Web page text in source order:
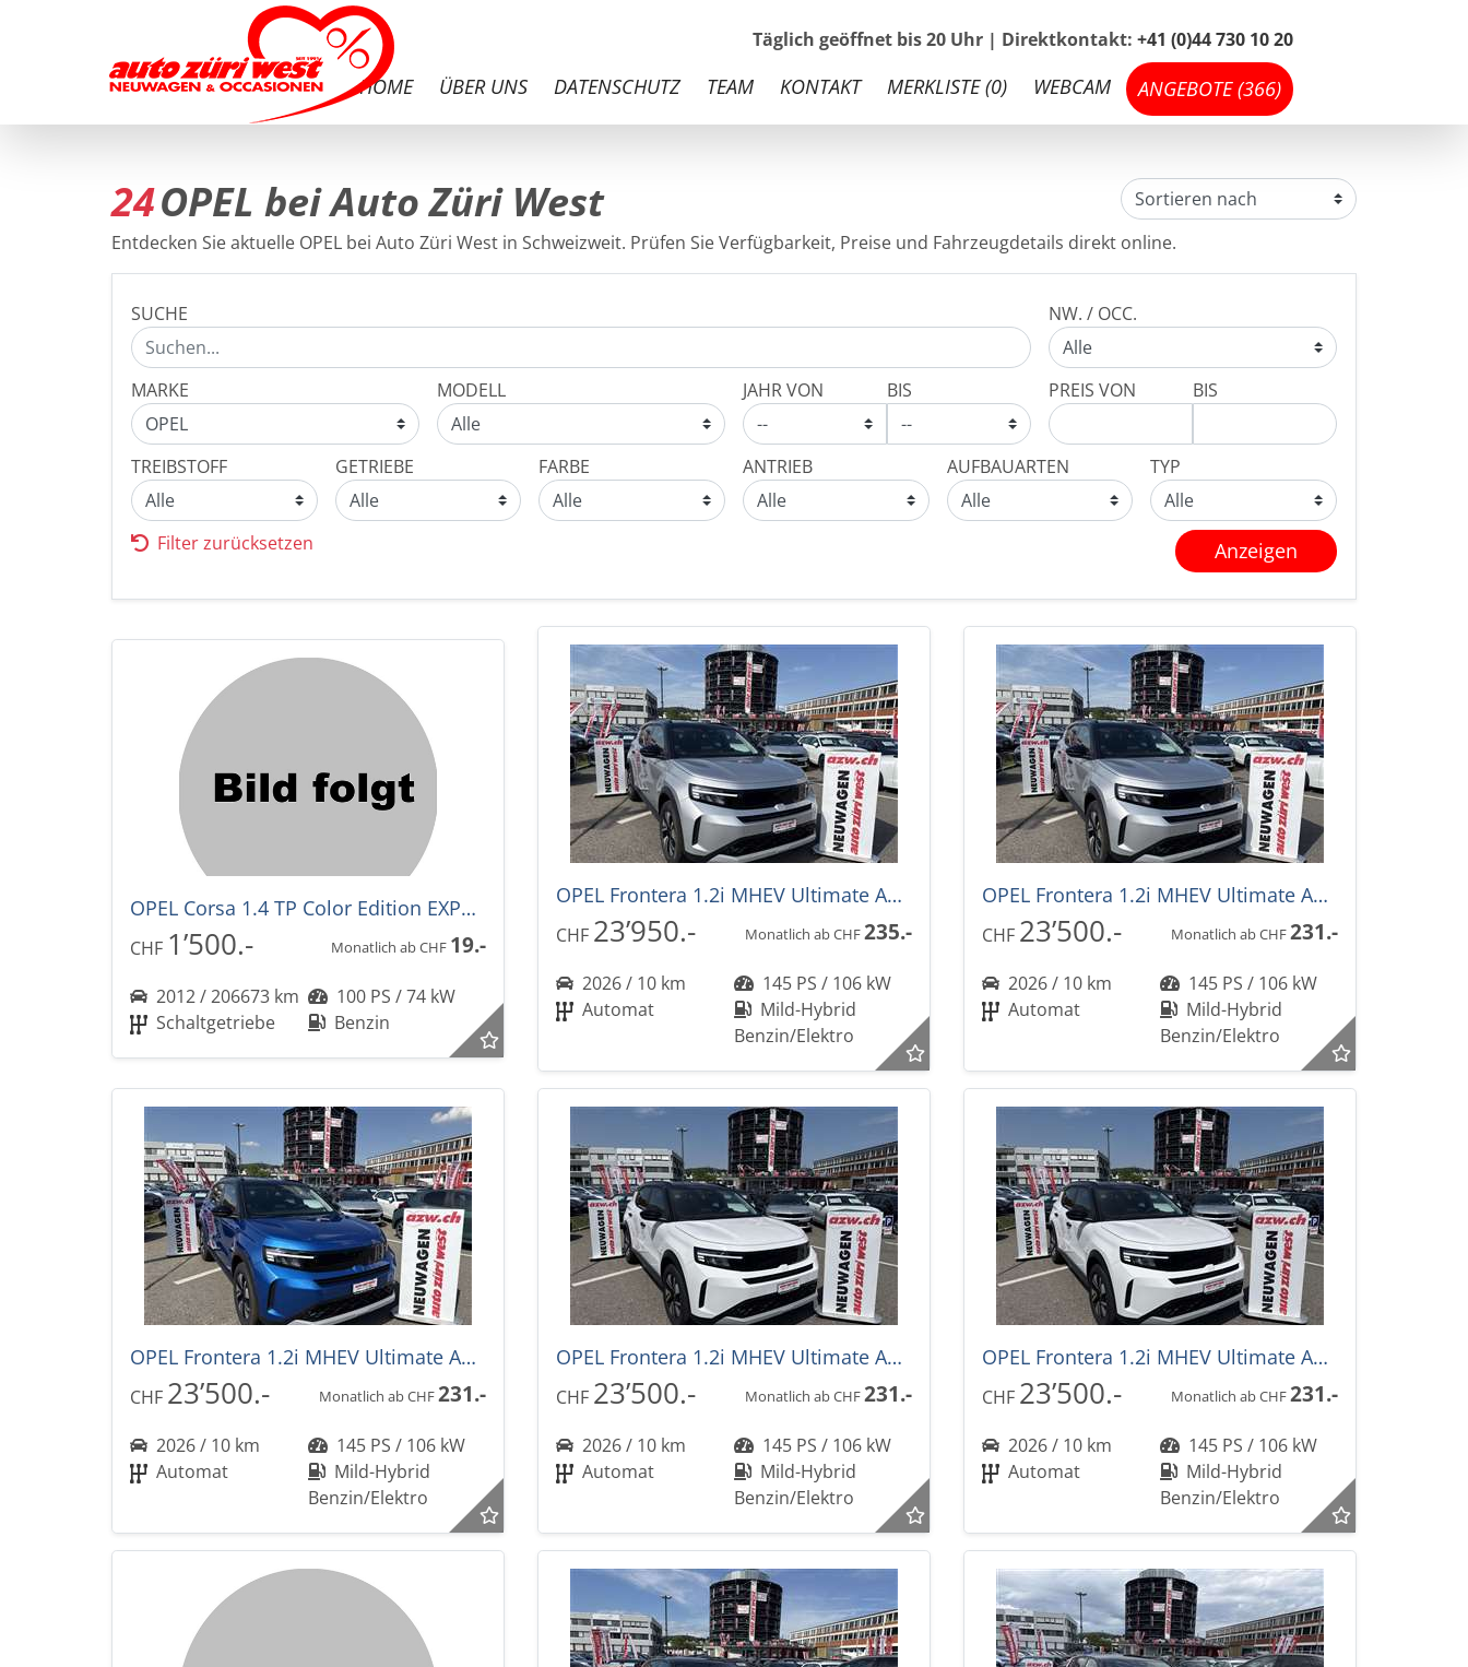
Täglich geöffnet bis 20 Uhr | Direktkontakt: +41 (0)44 730 10 20
HOME ÜBER UNS DATENSCHUTZ TEAM KONTAKT MERKLISTE (0) WEBCAM ANGEBOTE (366)
24OPEL bei Auto Züri West
Entdecken Sie aktuelle OPEL bei Auto Züri West in Schweizweit. Prüfen Sie Verfügbarkeit, Preise und Fahrzeugdetails direkt online.
SUCHE NW. / OCC.
MARKE MODELL JAHR VON BIS PREIS VON BIS
TREIBSTOFF GETRIEBE FARBE ANTRIEB AUFBAUARTEN TYP
Filter zurücksetzen Anzeigen
OPEL Corsa 1.4 TP Color Edition EXPORT
CHF 1’500.- Monatlich ab CHF 19.-
2012 / 206673 km
100 PS / 74 kW
Schaltgetriebe
Benzin
OPEL Frontera 1.2i MHEV Ultimate Automat -28%
CHF 23’950.- Monatlich ab CHF235.-
2026 / 10 km
145 PS / 106 kW
Automat
Mild-Hybrid
Benzin/Elektro
OPEL Frontera 1.2i MHEV Ultimate Automat -28%
CHF 23’500.- Monatlich ab CHF231.-
2026 / 10 km
145 PS / 106 kW
Automat
Mild-Hybrid
Benzin/Elektro
OPEL Frontera 1.2i MHEV Ultimate Automat -28%
CHF 23’500.- Monatlich ab CHF231.-
2026 / 10 km
145 PS / 106 kW
Automat
Mild-Hybrid
Benzin/Elektro
OPEL Frontera 1.2i MHEV Ultimate Automat -28%
CHF 23’500.- Monatlich ab CHF231.-
2026 / 10 km
145 PS / 106 kW
Automat
Mild-Hybrid
Benzin/Elektro
OPEL Frontera 1.2i MHEV Ultimate Automat -28%
CHF 23’500.- Monatlich ab CHF231.-
2026 / 10 km
145 PS / 106 kW
Automat
Mild-Hybrid
Benzin/Elektro